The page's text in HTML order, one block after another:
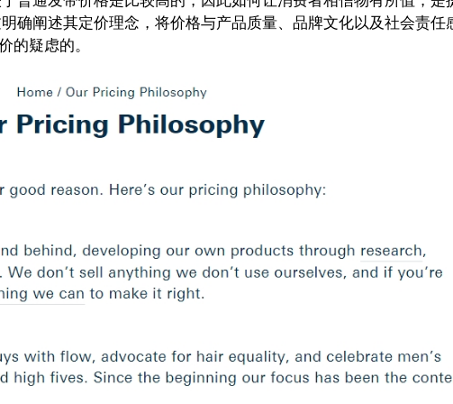
确阐述其定价理念，将价格与产品质量、品牌文化以及社会责任
的疑虑的。